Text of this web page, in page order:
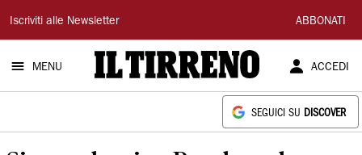
Il
Tirreno
Iscriviti alle Newsletter ABBONATI
MENU ACCEDI
SEGUICI SU DISCOVER